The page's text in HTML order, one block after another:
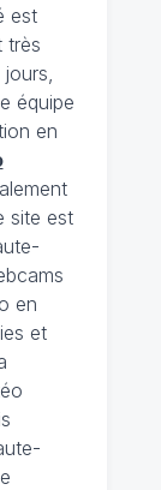
est
très
équipe
en
site est
en
et